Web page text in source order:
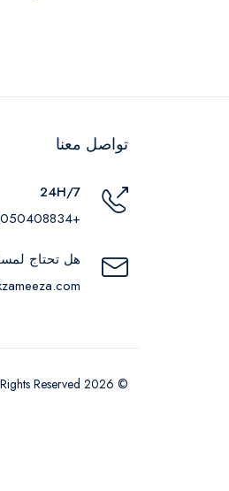
تواصل معنا
24H/7
+201050408834
هل تحتاج
© 2026 Kza Meeza. All Rights Reserved